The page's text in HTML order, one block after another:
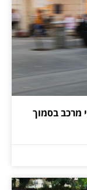
מרכב בסמוך